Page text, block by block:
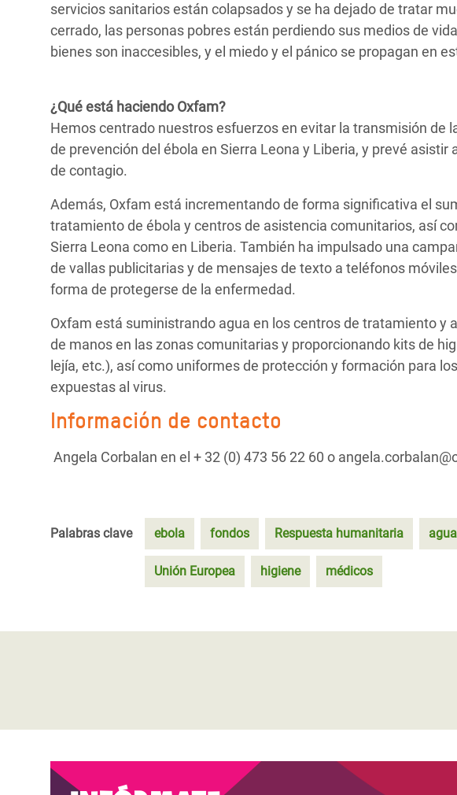
servicios sanitarios están colapsados y se ha dejado de tratar
cerrado, las personas pobres están perdiendo sus medios de
bienes son inaccesibles, y el miedo y el pánico se propagan en
¿Qué está haciendo Oxfam?
Hemos centrado nuestros esfuerzos en evitar la transmisión de
de prevención del ébola en Sierra Leona y Liberia, y prevé
de contagio.
Además, Oxfam está incrementando de forma significativa el
tratamiento de ébola y centros de asistencia comunitarios, así
Sierra Leona como en Liberia. También ha impulsado una
de vallas publicitarias y de mensajes de texto a teléfonos
forma de protegerse de la enfermedad.
Oxfam está suministrando agua en los centros de tratamiento y
de manos en las zonas comunitarias y proporcionando kits de
lejía, etc.), así como uniformes de protección y formación para
expuestas al virus.
Información de contacto
Angela Corbalan en el + 32 (0) 473 56 22 60 o
Palabras clave ebola fondos Respuesta humanitaria
Unión Europea higiene médicos